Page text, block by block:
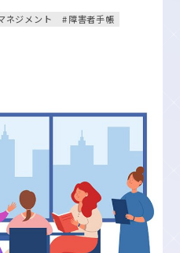
ネジメント
障害者手帳